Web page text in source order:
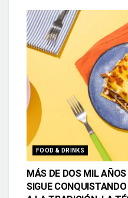
FOOD & DRINKS
MÁS DE DOS MIL
SIGUE